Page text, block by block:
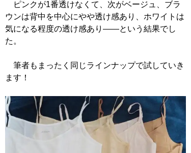
ピンクが1番透けなくて、次がベージュ、ブラ
ウンは背中を中心にやや透け感あり、ホワイトは
気になる程度の透け感あり――という結果でし
た。
筆者もまったく同じラインナップで試していき
ます！